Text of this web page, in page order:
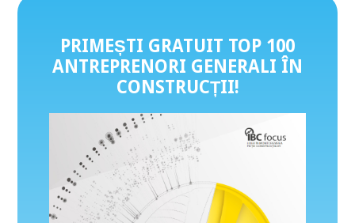
PRIMEȘTI GRATUIT TOP 100
ANTREPRENORI GENERALI ÎN
CONSTRUCȚII!